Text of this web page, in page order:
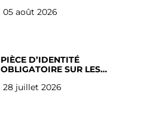
05 août 2026
PIÈCE D’IDENTITÉ
OBLIGATOIRE SUR LES
Français
28 juillet 2026